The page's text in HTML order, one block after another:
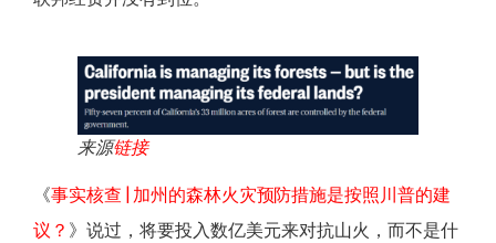
来源链接
《事实核查 | 加州的森林火灾预防措施是按照川普的建
议？ 》说过，将要投入数亿美元来对抗山火，而不是什